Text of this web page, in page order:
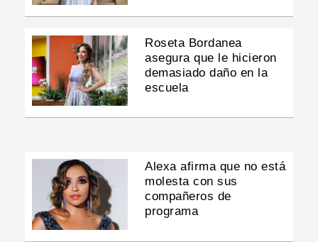
Roseta Bordanea
asegura que le hicieron
demasiado daño en la
escuela
Alexa afirma que no está
molesta con sus
compañeros de
programa